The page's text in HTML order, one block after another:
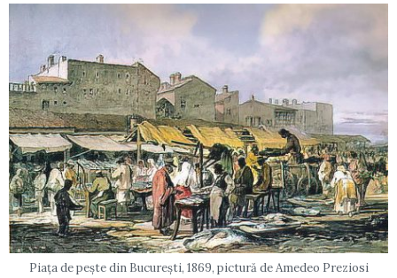
Piața de pește din București, 1869, pictură de Amedeo Preziosi